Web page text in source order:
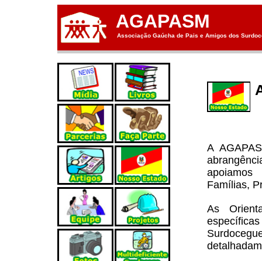
AGAPASM
Associação Gaúcha de Pais e Amigos dos
A
apoiamos
Famílias,
As